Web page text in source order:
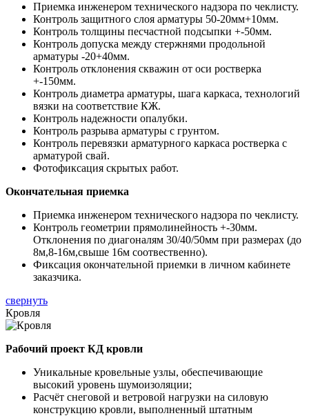
Приемка инженером технического надзора по чеклисту.
Контроль защитного слоя арматуры 50-20мм+10мм.
Контроль толщины песчастной подсыпки +-50мм.
Контроль допуска между стержнями продольной
арматуры -20+40мм.
Контроль отклонения скважин от оси ростверка
+-150мм.
Контроль диаметра арматуры, шага каркаса, технологий
вязки на соответствие КЖ.
Контроль надежности опалубки.
Контроль разрыва арматуры с грунтом.
Контроль перевязки арматурного каркаса ростверка с
арматурой свай.
Фотофиксация скрытых работ.
Окончательная приемка
Приемка инженером технического надзора по чеклисту.
Контроль геометрии прямолинейность +-30мм.
Отклонения по диагоналям 30/40/50мм при размерах (до
8м,8-16м,свыше 16м соотвественно).
Фиксация окончательной приемки в личном кабинете
заказчика.
свернуть
Кровля
Рабочий проект КД кровли
Уникальные кровельные узлы, обеспечивающие
высокий уровень шумоизоляции;
Расчёт снеговой и ветровой нагрузки на силовую
конструкцию кровли, выполненный штатным